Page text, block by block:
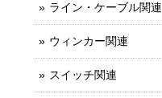
ライン・ケーブル関連
ウィンカー関連
スイッチ関連